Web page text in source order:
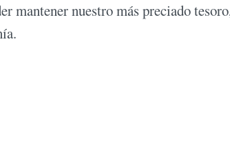
mantener nuestro más preciado